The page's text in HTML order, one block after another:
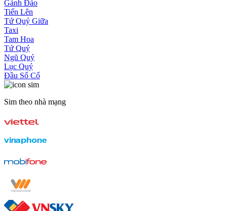
Gánh Đảo
Tiến Lên
Tứ Quý Giữa
Taxi
Tam Hoa
Tứ Quý
Ngũ Quý
Lục Quý
Đầu Số Cổ
Sim theo nhà mạng